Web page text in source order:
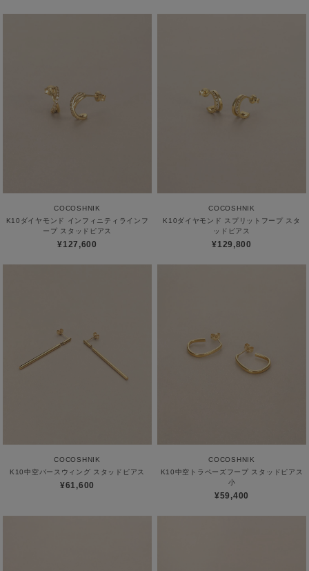
COCOSHNIK
K10ダイヤモンド インフィニティラインフ
ープ スタッドピアス
¥127,600
COCOSHNIK
K10ダイヤモンド スプリットフープ スタ
ッドピアス
¥129,800
COCOSHNIK
K10中空バースウィング スタッドピアス
¥61,600
COCOSHNIK
K10中空トラペーズフープ スタッドピアス
小
¥59,400